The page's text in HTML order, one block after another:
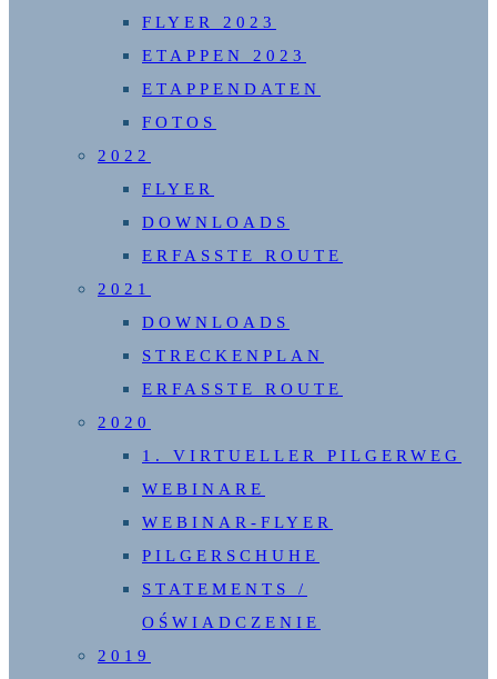
FLYER 2023
ETAPPEN 2023
ETAPPENDATEN
FOTOS
2022
FLYER
DOWNLOADS
ERFASSTE ROUTE
2021
DOWNLOADS
STRECKENPLAN
ERFASSTE ROUTE
2020
1. VIRTUELLER PILGERWEG
WEBINARE
WEBINAR-FLYER
PILGERSCHUHE
STATEMENTS /
OŚWIADCZENIE
2019